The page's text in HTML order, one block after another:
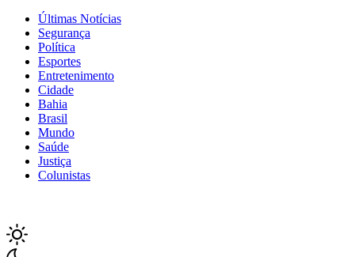
Últimas Notícias
Segurança
Política
Esportes
Entretenimento
Cidade
Bahia
Brasil
Mundo
Saúde
Justiça
Colunistas